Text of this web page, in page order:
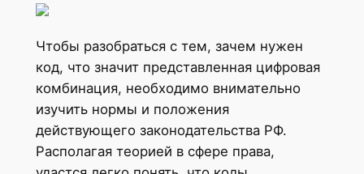
Чтобы разобраться с тем, зачем нужен
код, что значит представленная цифровая
комбинация, необходимо внимательно
изучить нормы и положения
действующего законодательства РФ.
Располагая теорией в сфере права,